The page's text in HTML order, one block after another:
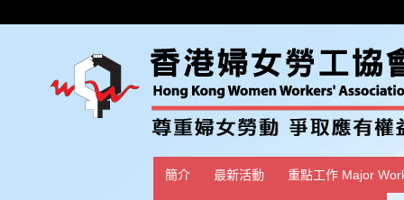
簡介 最新活動 重點工作 Major